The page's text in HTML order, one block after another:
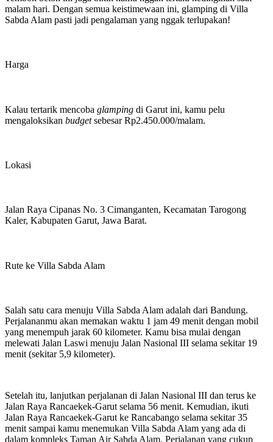
malam hari. Dengan semua keistimewaan ini, glamping di Villa
Sabda Alam pasti jadi pengalaman yang nggak terlupakan!
Harga
Kalau tertarik mencoba glamping di Garut ini, kamu pelu
mengaloksikan budgetsebesar Rp2.450.000/malam.
Lokasi
Jalan Raya Cipanas No. 3 Cimanganten, Kecamatan Tarogong
Kaler, Kabupaten Garut, Jawa Barat.
Rute ke Villa Sabda Alam
Salah satu cara menuju Villa Sabda Alam adalah dari Bandung.
Perjalananmu akan memakan waktu 1 jam 49 menit dengan mobil
yang menempuh jarak 60 kilometer. Kamu bisa mulai dengan
melewati Jalan Laswi menuju Jalan Nasional III selama sekitar 19
menit (sekitar 5,9 kilometer).
Setelah itu, lanjutkan perjalanan di Jalan Nasional III dan terus ke
Jalan Raya Rancaekek-Garut selama 56 menit. Kemudian, ikuti
Jalan Raya Rancaekek-Garut ke Rancabango selama sekitar 35
menit sampai kamu menemukan Villa Sabda Alam yang ada di
dalam kompleks Taman Air Sabda Alam. Perjalanan yang cukup